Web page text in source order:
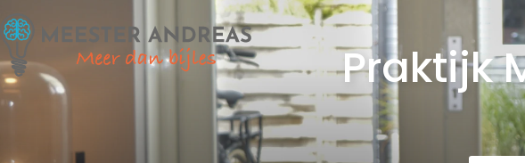
Praktijk